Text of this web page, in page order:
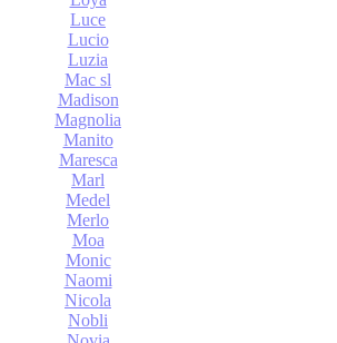
Luce
Lucio
Luzia
Mac sl
Madison
Magnolia
Manito
Maresca
Marl
Medel
Merlo
Moa
Monic
Naomi
Nicola
Nobli